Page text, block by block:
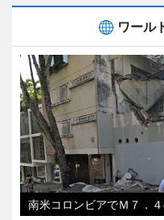
ワール
南米コロンビアでＭ７．